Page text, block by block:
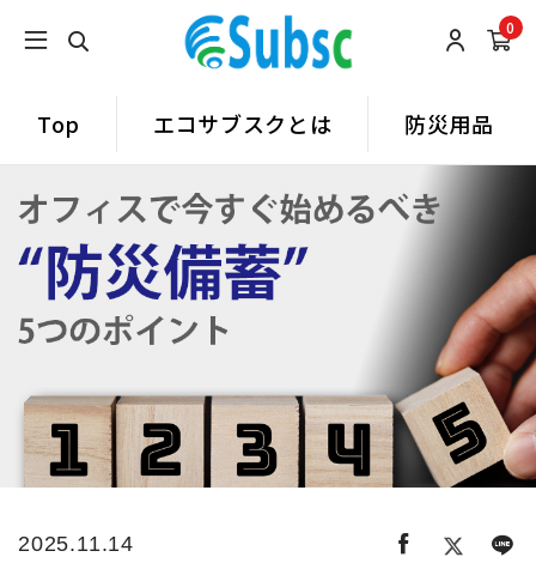
0
Top エコサブスクとは 防災用品
2025.11.14